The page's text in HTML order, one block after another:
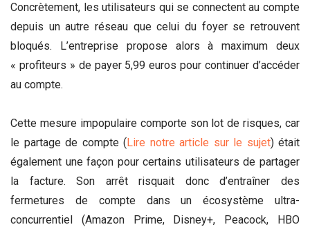
Concrètement, les utilisateurs qui se connectent au compte
depuis un autre réseau que celui du foyer se retrouvent
bloqués. L’entreprise propose alors à maximum deux
« profiteurs » de payer 5,99 euros pour continuer d’accéder
au compte.
Cette mesure impopulaire comporte son lot de risques, car
le partage de compte (Lire notre article sur le sujet) était
également une façon pour certains utilisateurs de partager
la facture. Son arrêt risquait donc d’entraîner des
fermetures de compte dans un écosystème ultra-
concurrentiel (Amazon Prime, Disney+, Peacock, HBO